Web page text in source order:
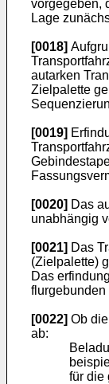
vorgegeben,
Lage
[0018]
autarken
Zielpalette
[0019]
[0020] Das
unabhängig
[0021] Das
(Zielpalette)
Das
[0022] Ob
ab:
für die